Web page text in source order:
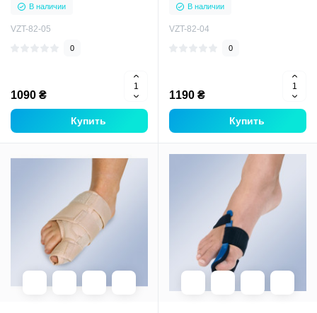
В наличии
VZT-82-05
0
1090 ₴
Купить
В наличии
VZT-82-04
0
1190 ₴
Купить